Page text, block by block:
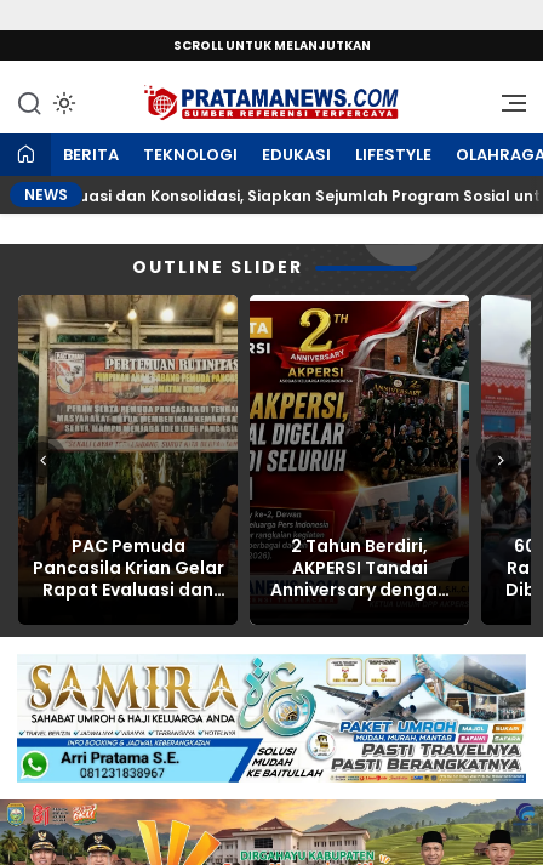
SCROLL UNTUK MELANJUTKAN
PratamaNews.com
Sumber Referensi Terpercaya
BERITA TEKNOLOGI EDUKASI LIFESTYLE
NEWS
Evaluasi dan Konsolidasi, Siapkan Sejumlah Program Sosial untuk
OUTLINE SLIDER
PAC Pemuda
Pancasila Krian Gelar
Rapat Evaluasi dan
Sejumlah Program
Sosial untuk
Masyarakat
2 Tahun Berdiri,
AKPERSI Tandai
Anniversary dengan
Serentak di Berbagai
Daerah
60